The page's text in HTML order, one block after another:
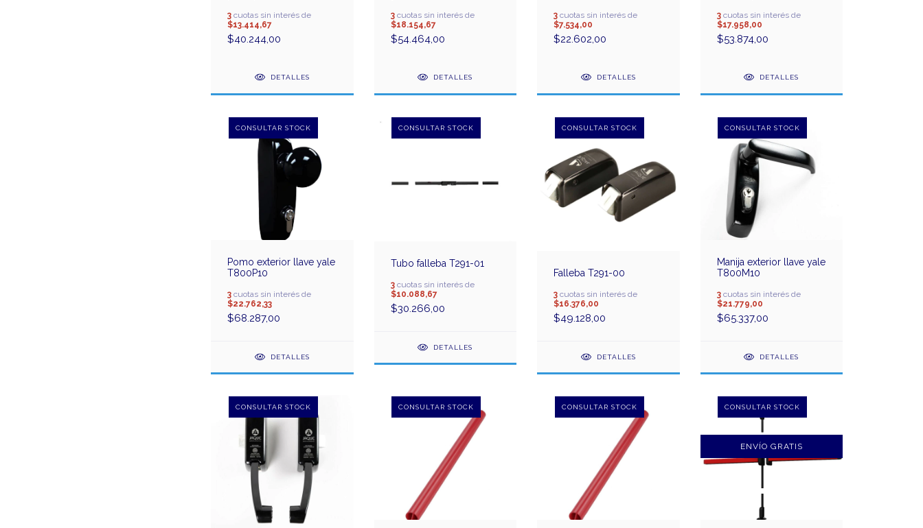
3 cuotas sin interés de
$13.414,67
$40.244,00
DETALLES
3cuotas sin interés de
$18.154,67
$54.464,00
DETALLES
3 cuotas sin interés de
$7.534,00
$22.602,00
DETALLES
3cuotas sin interés de
$17.958,00
$53.874,00
DETALLES
Pomo exterior llave yale
T800P10
3 cuotas sin interés de
$22.762,33
$68.287,00
DETALLES
Tubo falleba T291-01
3cuotas sin interés de
$10.088,67
$30.266,00
DETALLES
Falleba T291-00
3 cuotas sin interés de
$16.376,00
$49.128,00
DETALLES
Manija exterior llave yale
T800M10
3cuotas sin interés de
$21.779,00
$65.337,00
DETALLES
ENVÍO GRATIS